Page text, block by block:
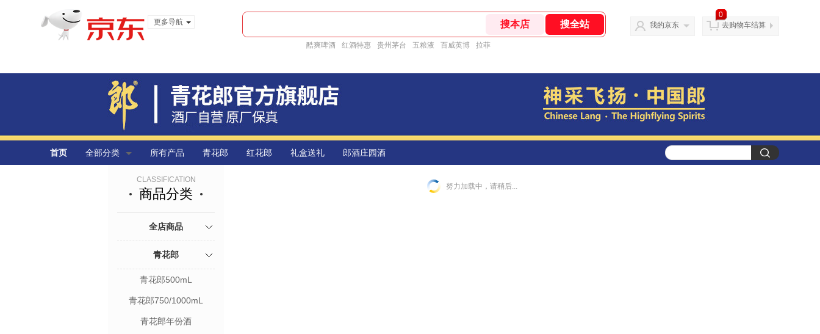
更多导航
酷爽啤酒 红酒特惠 贵州茅台 五粮液 百威英博 拉菲
我的京东
0
去购物车结算
首页 全部分类 所有产品 青花郎 红花郎 礼盒送礼 郎酒庄园酒
CLASSIFICATION
商品分类
全店商品
青花郎
青花郎500mL
青花郎750/1000mL
青花郎年份酒
努力加载中，请稍后...